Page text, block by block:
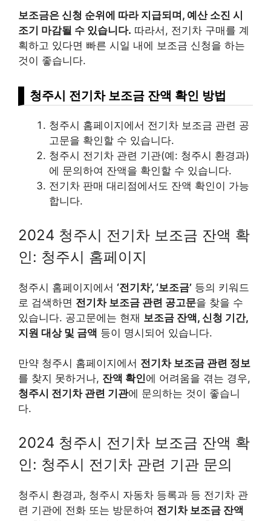
보조금은 신청 순위에 따라 지급되며, 예산 소진 시
조기 마감될 수 있습니다. 따라서, 전기차 구매를 계
획하고 있다면 빠른 시일 내에 보조금 신청을 하는
것이 좋습니다.
청주시 전기차 보조금 잔액 확인 방법
청주시 홈페이지에서 전기차 보조금 관련 공
고문을 확인할 수 있습니다.
청주시 전기차 관련 기관(예: 청주시 환경과)
에 문의하여 잔액을 확인할 수 있습니다.
전기차 판매 대리점에서도 잔액 확인이 가능
합니다.
2024 청주시 전기차 보조금 잔액 확
인: 청주시 홈페이지
청주시 홈페이지에서 ‘전기차’, ‘보조금’ 등의 키워드
로 검색하면 전기차 보조금 관련 공고문을 찾을 수
있습니다. 공고문에는 현재 보조금 잔액, 신청 기간,
지원 대상 및 금액 등이 명시되어 있습니다.
만약 청주시 홈페이지에서 전기차 보조금 관련 정보
를 찾지 못하거나, 잔액 확인에 어려움을 겪는 경우,
청주시 전기차 관련 기관에 문의하는 것이 좋습니
다.
2024 청주시 전기차 보조금 잔액 확
인: 청주시 전기차 관련 기관 문의
청주시 환경과, 청주시 자동차 등록과 등 전기차 관
련 기관에 전화 또는 방문하여 전기차 보조금 잔액